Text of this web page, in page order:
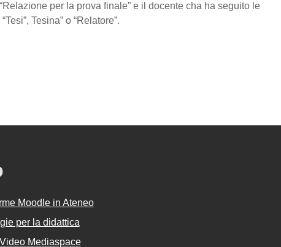
per la prova finale” e il docente cha ha seguito le
Tesina” o “Relatore”.
Moodle in Ateneo
per la didattica
Mediaspace